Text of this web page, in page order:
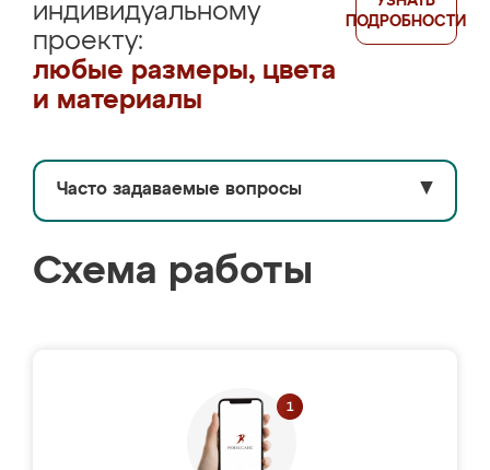
индивидуальному
проекту:
любые размеры, цвета
и материалы
ПОДРОБНОСТИ
Часто задаваемые вопросы ▼
Схема работы